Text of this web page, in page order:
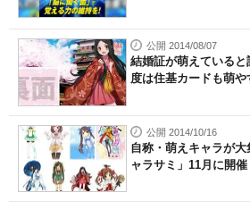
公開 2014/08/07
結婚証が萌えている
度は住基カードも萌
公開 2014/10/16
自称・萌えキャラが
ャラサミ」11月に開